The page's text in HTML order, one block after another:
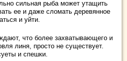
сильная рыба может утащить
ее и даже сломать деревянное
и уйти.
что более захватывающего и
линя, просто не существует.
и спешки.